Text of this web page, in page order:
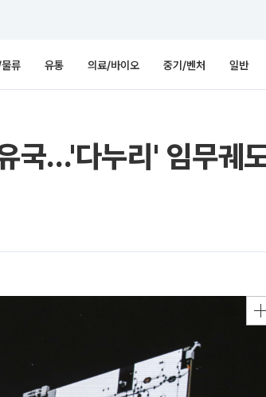
류 유통 의료/바이오 중기/벤처 일반
국…'다누리' 임무궤